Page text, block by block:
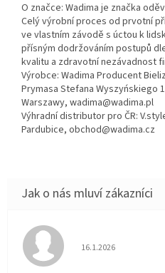
O značce: Wadima je značka
Celý výrobní proces od prvotní
ve vlastním závodě s úctou k
přísným dodržováním postupů
kvalitu a zdravotní nezávadnost
Výrobce: Wadima Producent
Prymasa Stefana Wyszyńskiego
Warszawy, wadima@wadima.pl
Výhradní distributor pro ČR:
Pardubice, obchod@wadima.cz
Hodnocení
16.1.2026